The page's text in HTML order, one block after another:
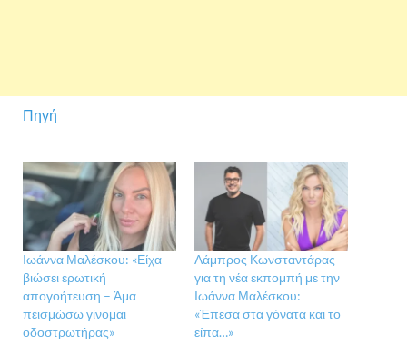
Πηγή
Ιωάννα Μαλέσκου: «Είχα
βιώσει ερωτική
απογοήτευση – Άμα
πεισμώσω γίνομαι
οδοστρωτήρας»
Λάμπρος Κωνσταντάρας
για τη νέα εκπομπή με την
Ιωάννα Μαλέσκου:
«Έπεσα στα γόνατα και το
είπα…»